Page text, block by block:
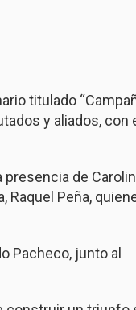
titulado
y aliados, con
de
Raquel Peña,
Pacheco, junto al